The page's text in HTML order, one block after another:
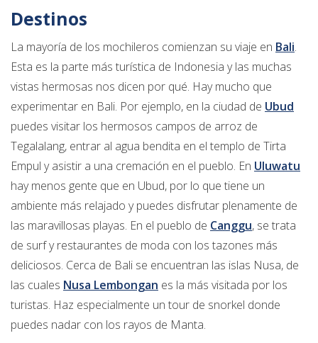
Destinos
La mayoría de los mochileros comienzan su viaje en Bali.
Esta es la parte más turística de Indonesia y las muchas
vistas hermosas nos dicen por qué. Hay mucho que
experimentar en Bali. Por ejemplo, en la ciudad de Ubud
puedes visitar los hermosos campos de arroz de
Tegalalang, entrar al agua bendita en el templo de Tirta
Empul y asistir a una cremación en el pueblo. En Uluwatu
hay menos gente que en Ubud, por lo que tiene un
ambiente más relajado y puedes disfrutar plenamente de
las maravillosas playas. En el pueblo de Canggu, se trata
de surf y restaurantes de moda con los tazones más
deliciosos. Cerca de Bali se encuentran las islas Nusa, de
las cuales Nusa Lembongan es la más visitada por los
turistas. Haz especialmente un tour de snorkel donde
puedes nadar con los rayos de Manta.